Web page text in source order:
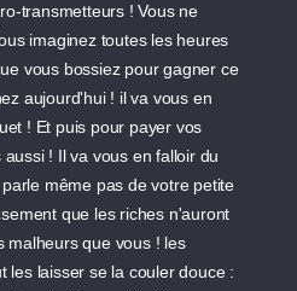
transmetteurs ! Vous ne
imaginez toutes les heures
vous bossiez pour gagner ce
aujourd'hui ! il va vous en
! Et puis pour payer vos
! Il va vous en falloir du
même pas de votre petite
que les riches n'auront
malheurs que vous ! les
les laisser se la couler douce :